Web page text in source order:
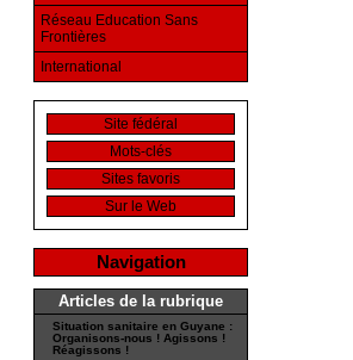
Réseau Education Sans
Frontières
International
Site fédéral
Mots-clés
Sites favoris
Sur le Web
Navigation
Articles de la rubrique
Situation sanitaire en Guyane :
Organisons-nous ! Agissons !
Réagissons !